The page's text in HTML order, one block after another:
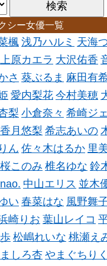
シー女優一覧
楓 浅乃ハルミ 天海
上原カエラ 大沢佑香
さ 葵ぶるま 麻田有
愛内梨花 今村美穂
梨 小倉奈々 希崎ジ
香月悠梨 希志あいの
ん 佐々木はるか 里
桜このみ 椎名ゆな 鈴
nao. 中山エリス 並木
い 春菜はな 風野舞
崎りお 葉山レイコ
松嶋れいな 桃瀬え
ましろ杏 やまぐちりく